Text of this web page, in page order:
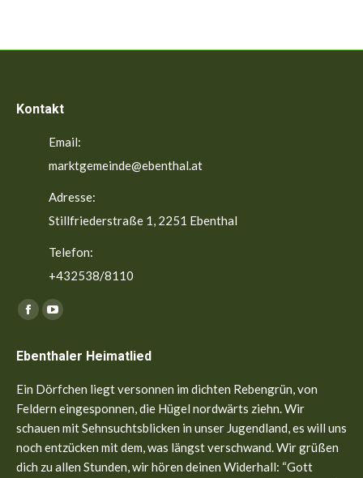
Kontakt
Email:
marktgemeinde@ebenthal.at
Adresse:
Stillfriederstraße 1, 2251 Ebenthal
Telefon:
+432538/8110
Finden Sie uns auf:
Facebook
opens
in
new
window
YouTube
opens
in
new
window
Ebenthaler Heimatlied
Ein Dörfchen liegt versonnen im dichten Rebengrün, von
Feldern eingesponnen, die Hügel nordwärts ziehn. Wir
schauen mit Sehnsuchtsblicken in unser Jugendland, es will uns
noch entzücken mit dem, was längst verschwand. Wir grüßen
dich zu allen Stunden, wir hören deinen Widerhall: “Gott